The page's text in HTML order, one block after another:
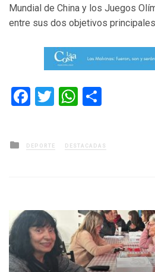
Mundial de China y los Juegos
entre sus dos objetivos
Facebook
TwitterWhatsApp
Posted
in
DEPORTE DESTACADAS